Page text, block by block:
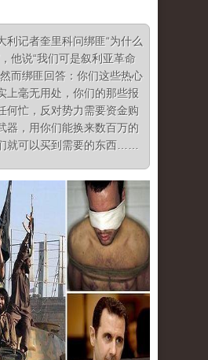
利记者奎里科问绑匪“为什么
他说“我们可是叙利亚革命
而绑匪回答： 你们这些热心
上毫无用处，你们的那些报
何忙，反对势力需要资金购
器，用你们能换来数百万的
就可以买到需要的东西……